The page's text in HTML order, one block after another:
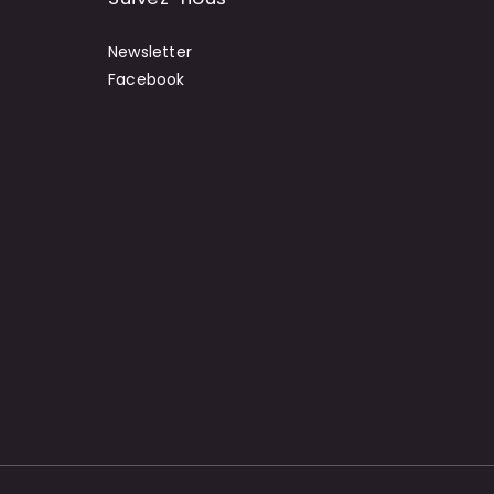
Newsletter
Facebook